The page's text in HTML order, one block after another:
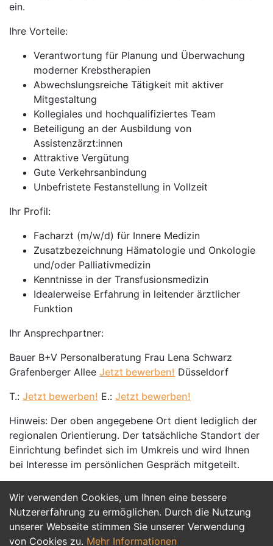
Wir verwenden Cookies, um Ihnen eine bessere
Nutzererfahrung zu ermöglichen. Durch die Nutzung
unserer Webseite stimmen Sie unserer Verwendung
von Cookies zu. Mehr Informationen
ein.
Ihre Vorteile:
Verantwortung für Planung und Überwachung
moderner Krebstherapien
Abwechslungsreiche Tätigkeit mit aktiver
Mitgestaltung
Kollegiales und hochqualifiziertes Team
Beteiligung an der Ausbildung von
Assistenzärzt:innen
Attraktive Vergütung
Gute Verkehrsanbindung
Unbefristete Festanstellung in Vollzeit
Ihr Profil:
Facharzt (m/w/d) für Innere Medizin
Zusatzbezeichnung Hämatologie und Onkologie
und/oder Palliativmedizin
Kenntnisse in der Transfusionsmedizin
Idealerweise Erfahrung in leitender ärztlicher
Funktion
Ihr Ansprechpartner:
Bauer B+V Personalberatung Frau Lena Schwarz
Grafenberger Allee Jetzt bewerben! Düsseldorf
T.: Jetzt bewerben! E.: Jetzt bewerben!
Hinweis: Der oben angegebene Ort dient lediglich der
regionalen Orientierung. Der tatsächliche Standort der
Einrichtung befindet sich im Umkreis und wird Ihnen
bei Interesse im persönlichen Gespräch mitgeteilt.
Jetzt Bewerben